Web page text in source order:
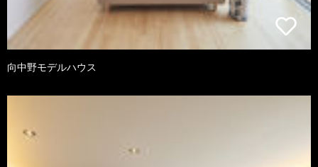
向中野モデルハウス